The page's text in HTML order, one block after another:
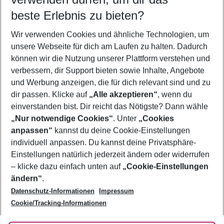
5-8 Nächte
2 Erwachsene Keine Kinder
Mehr Filter anzeigen
Footer
Footer navigation
Über uns
AGB
Bestpreisgarantie
Cookie-Einstellungen ändern
Cookie-Richtlinie
Agenturbetreuung
Barrierefreies Reisen
Folge uns
beste Erlebnis zu bieten?
Wir verwenden Cookies und ähnliche Technologien, um
unsere Webseite für dich am Laufen zu halten. Dadurch
können wir die Nutzung unserer Plattform verstehen und
verbessern, dir Support bieten sowie Inhalte, Angebote
und Werbung anzeigen, die für dich relevant sind und zu
dir passen. Klicke auf „Alle akzeptieren“, wenn du
einverstanden bist. Dir reicht das Nötigste? Dann wähle
„Nur notwendige Cookies“. Unter „Cookies
anpassen“ kannst du deine Cookie-Einstellungen
individuell anpassen. Du kannst deine Privatsphäre-
Einstellungen natürlich jederzeit ändern oder widerrufen
– klicke dazu einfach unten auf „Cookie-Einstellungen
ändern“.
Datenschutz-Informationen
Impressum
Cookie/Tracking-Informationen